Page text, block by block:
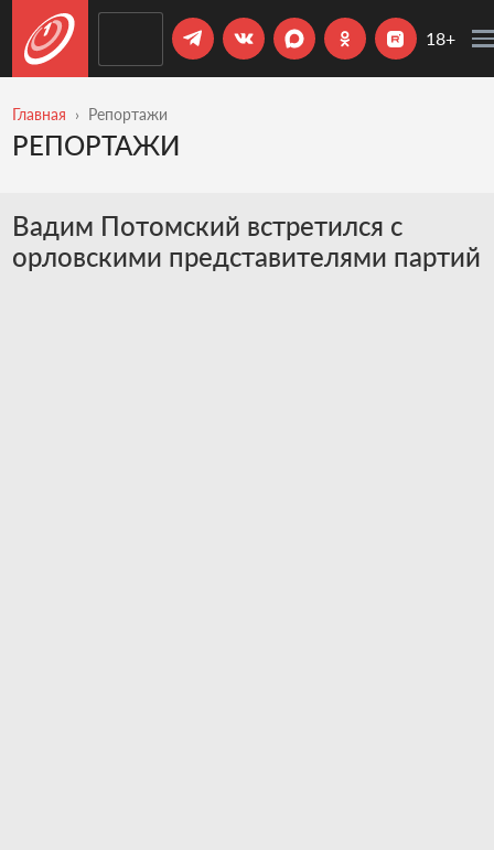
18+
Главная Репортажи
РЕПОРТАЖИ
Вадим Потомский встретился с
орловскими представителями партий